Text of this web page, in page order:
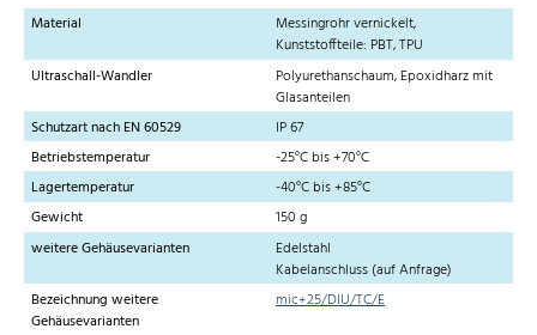
Material
Messingrohr vernickelt,
Kunststoffteile: PBT, TPU
Ultraschall-Wandler
Polyurethanschaum, Epoxidharz mit
Glasanteilen
Schutzart nach EN 60529
IP 67
Betriebstemperatur
-25°C bis +70°C
Lagertemperatur
-40°C bis +85°C
Gewicht
150 g
weitere Gehäusevarianten
Edelstahl
Kabelanschluss (auf Anfrage)
Bezeichnung weitere
Gehäusevarianten
mic+25/DIU/TC/E